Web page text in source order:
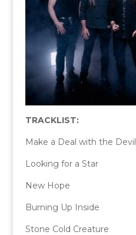
TRACKLIST:
Make a Deal with the Devil
Looking for a Star
New Hope
Burning Up Inside
Stone Cold Creature